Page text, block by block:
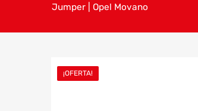
Jumper | Opel Movano
¡OFERTA!